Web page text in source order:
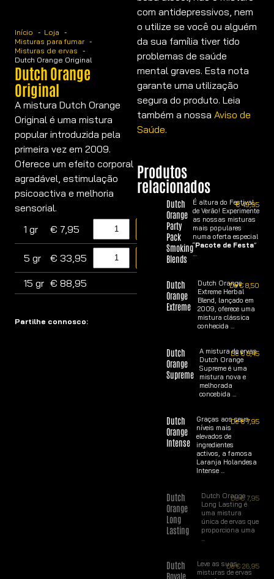
Início
Loja
Misturas para fumar
Misturas de ervas
Dutch Orange Original
Dutch Orange
Original
A mistura Dutch Orange
Original é uma mistura
popular introduzida pela
primeira vez em 2009.
Oferece um efeito corporal
agradável, estimulação
psicoactiva e melhoria
sensorial.
1 gr
€ 7,95 Comprar agora
5 gr € 33,95 Comprar agora
15 gr € 88,95
Partilhe connosco:
com antidepressivos, nem
o utilize se você ou alguém
da sua família tiver tido
problemas de saúde
mental graves. Esta nota
garante uma utilização
segura do produto. Leia
também a nossa Aviso de
Saúde.
Produtos
relacionados
Dutch
Orange
Party
Pack
Smoking
Blends
€49,95
É altura do Festival
de Verão! Experimente
as nossas misturas
mais populares
numa oferta especial
“Pacote de Festa”
…
Dutch
Orange
Extreme
De€ 8,50
Dutch Orange
Extreme Herbal
Blend, lançado em
2009, oferece uma
mistura clássica
conhecida ...
Dutch
Orange
Supreme
De €8,45
A mistura de ervas
Dutch Orange
Supreme é uma
mistura nova e
melhorada
concebida ...
Dutch
Orange
Intense
De€7,95
Graças aos seus
níveis mais
elevados de
ingredientes
activos, a famosa
Laranja Holandesa
Intense ...
Dutch
Orange
Long
Lasting
De€7,95
Dutch Orange
Long Lasting é
uma mistura
única de ervas que
proporciona uma
...
Dutch
Royale
De€ 26,95
Leve as suas
misturas de ervas